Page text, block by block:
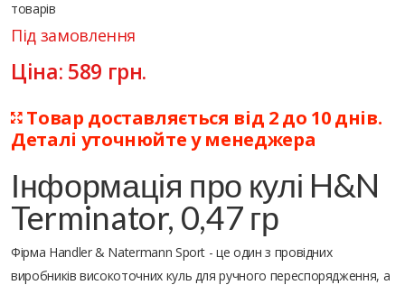
товарів
Під замовлення
Ціна: 589 грн.
Товар доставляється від 2 до 10 днів.
Деталі уточнюйте у менеджера
Інформація про кулі H&N
Terminator, 0,47 гр
Фірма Handler & Natermann Sport - це один з провідних
виробників високоточних куль для ручного переспорядження, а